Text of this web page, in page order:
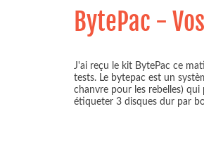
BytePac -
J'ai reçu le kit BytePac ce
tests. Le bytepac est un
chanvre pour les rebelles)
étiqueter 3 disques dur par